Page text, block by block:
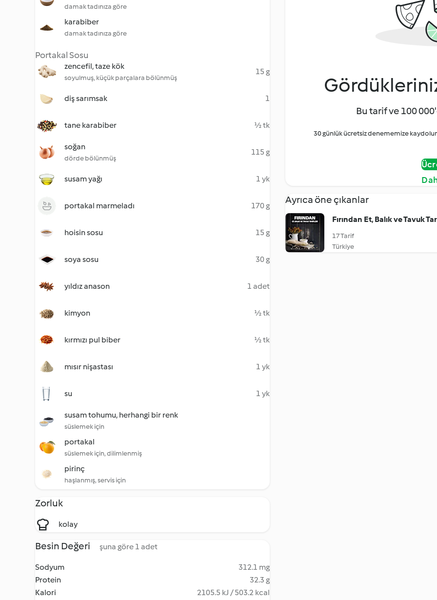
damak tadınıza göre
karabiber
damak tadınıza göre
Portakal Sosu
zencefil, taze kök
soyulmuş, küçük parçalara bölünmüş
15 g
diş sarımsak 1
tane karabiber ½ tk
soğan
dörde bölünmüş
115 g
susam yağı 1 yk
portakal marmeladı 170 g
hoisin sosu 15 g
soya sosu 30 g
yıldız anason 1 adet
kimyon ½ tk
kırmızı pul biber ½ tk
mısır nişastası 1 yk
su 1 yk
susam tohumu, herhangi bir renk
süslemek için
portakal
süslemek için, dilimlenmiş
pirinç
haşlanmış, servis için
Zorluk
kolay
Besin Değeri şuna göre 1 adet
Sodyum
312.1 mg
Protein
32.3 g
Kalori
2105.5 kJ / 503.2 kcal
Bu tarif ve 100
30 günlük ücretsiz denememize
Ayrıca öne çıkanlar
Fırından Et, Balık ve Tavuk
17 Tarif
Türkiye